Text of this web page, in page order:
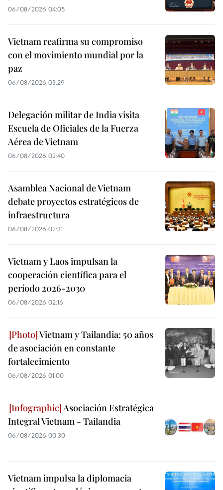
06/08/2026 04:05
Vietnam reafirma su compromiso
con el movimiento mundial por la
paz
06/08/2026 03:29
Delegación militar de India visita
Escuela de Oficiales de la Fuerza
Aérea de Vietnam
06/08/2026 02:40
Asamblea Nacional de Vietnam
debate proyectos estratégicos de
infraestructura
06/08/2026 02:31
Vietnam y Laos impulsan la
cooperación científica para el
período 2026-2030
06/08/2026 02:16
Vietnam y Tailandia: 50 años
de asociación en constante
fortalecimiento
06/08/2026 01:00
Asociación Estratégica
Integral Vietnam - Tailandia
06/08/2026 00:30
Vietnam impulsa la diplomacia